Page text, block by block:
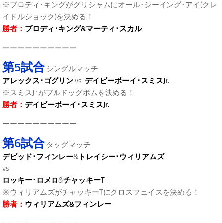
※ブロディ･キングがグリシャムにオール･シーイング･アイ(クレ
イドルショック)を決める！
勝者： ブロディ･キング&マーティ･スカル
ーーーーーーーーーー
第5試合シングルマッチ
アレックス･ゴグリンvs. デイビーボーイ･スミスJr.
※スミスJr.がブルドッグボムを決める！
勝者： デイビーボーイ･スミスJr.
ーーーーーーーーーー
第6試合タッグマッチ
デビッド･フィンレー& トレイシー･ウィリアムズ
vs.
ロッキー･ロメロ&チャッキーT
※ウィリアムズがチャッキーTにクロスフェイスを決める！
勝者： ウィリアムズ&フィンレー